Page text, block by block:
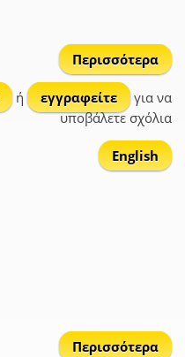
Περισσότερα
ή εγγραφείτε
για να
υποβάλετε σχόλια
English
Περισσότερα